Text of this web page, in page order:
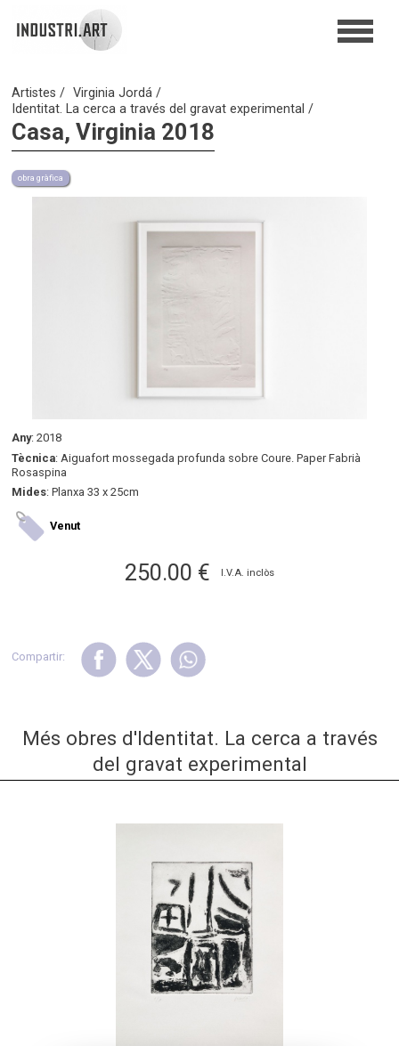
Artistes
Virginia Jordá
Identitat. La cerca a través del gravat experimental
Casa, Virginia 2018
obra gràfica
Any: 2018
Tècnica: Aiguafort mossegada profunda sobre Coure. Paper Fabrià
Rosaspina
Mides: Planxa 33 x 25cm
Venut
250.00 € I.V.A. inclòs
Compartir:
Més obres d'Identitat. La cerca a través
del gravat experimental